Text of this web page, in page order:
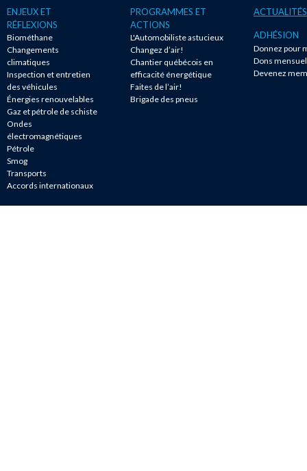
ENJEUX ET
RÉFLEXIONS
Biométhane
Changements
climatiques
Inspection et entretien
des véhicules
Énergies renouvelables
Gaz et pétrole de schiste
Ondes
électromagnétiques
Pétrole
Smog
Transports
Accords internationaux
PROGRAMMES ET
ACTIONS
L'Automobiliste astucieux
Changez d’air!
Chantier québécois en
efficacité énergétique
Faites de l’air!
Brigade des pneus
ACTUALITÉS
ADHÉSION
Donnez pour
Dons
Devenez